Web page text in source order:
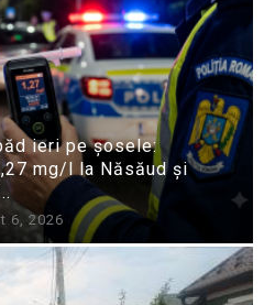
ieri pe șosele:
mg/l la Năsăud și
6, 2026